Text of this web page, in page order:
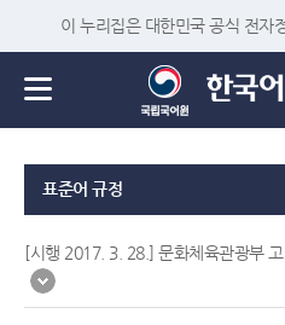
이 누리집은 대한민국 공식 전자
표준어 규정
[시행 2017. 3. 28.] 문화체육관광부